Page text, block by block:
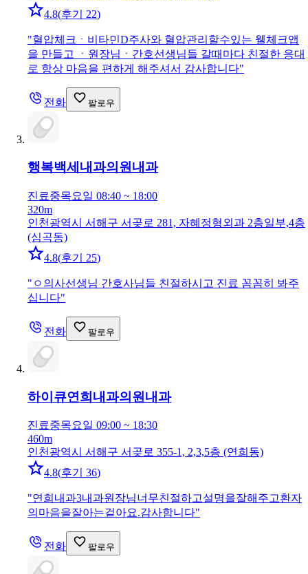
4.8(후기 22)
"혈압체크ㆍ비타민D주사와 혈압관리할수있는 웰체크앱
을 만들고 ㆍ원장님ㆍ간호선생님들 갈때마다 친절한 응대
로 항상 마음을 편하게 해주셔서 감사합니다"
전화 팔로우
행복백세내과의원내과
진료중목요일 08:40 ~ 18:00
320m
인천광역시 서해구 서곶로 281, 자혜정형외과 2층일부,4층
(심곡동)
4.8(후기 25)
" ㅇ의사선생님 간호사님들 친절하시고 진료 꼼꼼히 봐주
십니다"
전화 팔로우
하이큐연희내과의원 내과
진료중목요일 09:00 ~ 18:30
460m
인천광역시 서해구 서곶로 355-1, 2,3,5층 (연희동)
4.8(후기 36)
"연희내과3내과원장님너무친절하고설명을잘해주고환자
의마음을잘아는겉아요.감사함니다"
전화 팔로우